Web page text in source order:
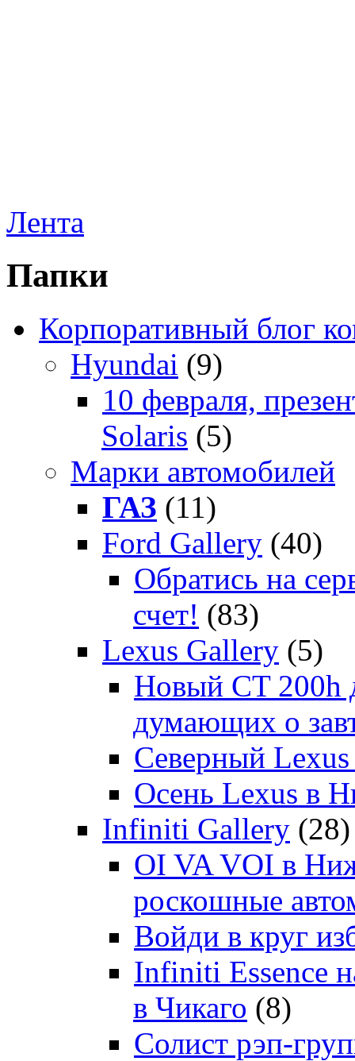
Лента
Папки
Корпоративный блог
Hyundai (9)
10 февраля,
Solaris (5)
Марки автомобилей
ГАЗ (11)
Ford Gallery (40)
Обратись на
счет! (83)
Lexus Gallery (5)
Новый CT 200h
думающих о
Северный Lexus
Осень Lexus в
Infiniti Gallery (28)
OI VA VOI в
роскошные
Войди в круг
Infiniti Essence
в Чикаго (8)
Солист рэп-